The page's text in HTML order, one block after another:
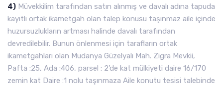
4) Müvekkilim tarafından satın alınmış ve davalı adına tapuda
kayıtlı ortak ikametgah olan talep konusu taşınmaz aile içinde
huzursuzlukların artması halinde davalı tarafından
devredilebilir. Bunun önlenmesi için tarafların ortak
ikametgahları olan Mudanya Güzelyalı Mah. Zigra Mevkii,
Pafta :25, Ada :406, parsel : 2’de kat mülkiyeti daire 16/170
zemin kat Daire :1 nolu taşınmaza Aile konutu tesisi talebinde